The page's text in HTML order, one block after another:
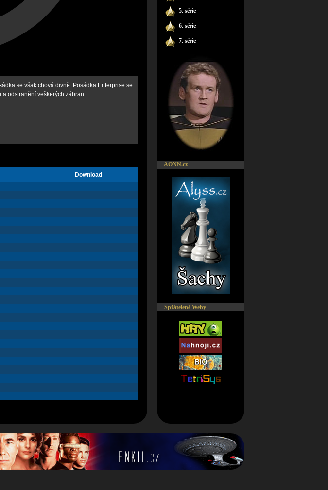
se však chová divně. Posádka Enterprise se
odstranění veškerých zábran.
Download
5. série
6. série
7. série
AONN.cz
Spřátelené Weby